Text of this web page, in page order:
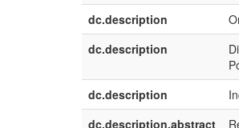
dc.description
dc.description
dc.description
dc.description.abstract